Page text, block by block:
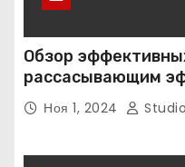
Обзор
рассасывающим
Ноя 1, 2024